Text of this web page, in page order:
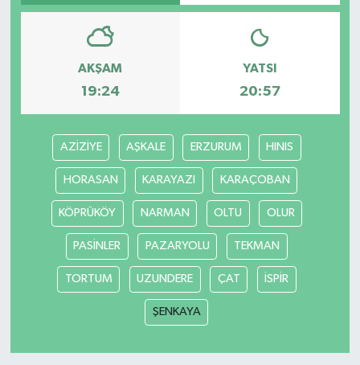
AKŞAM
19:24
YATSI
20:57
AZİZİYE AŞKALE ERZURUM HINIS
HORASAN KARAYAZI KARAÇOBAN
KÖPRÜKÖY NARMAN OLTU OLUR
PASİNLER PAZARYOLU TEKMAN
TORTUM UZUNDERE ÇAT İSPİR
ŞENKAYA